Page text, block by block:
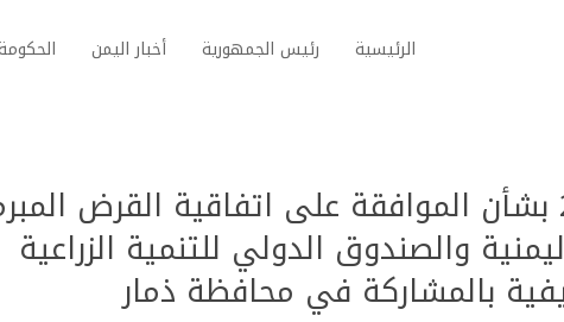
الرئيسية رئيس الجمهورية أخبار اليمن
قانون رقم (27) لعام 2003 بشأن الموافقة على اتفاقية القرض
والصندوق الدولي للتنمية الزراعية
بالمشاركة في محافظة ذمار